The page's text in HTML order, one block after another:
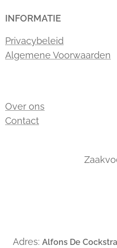
INFORMATIE
Privacybeleid
Algemene Voorwaarden
Over ons
Contact
Adres: Alfons De